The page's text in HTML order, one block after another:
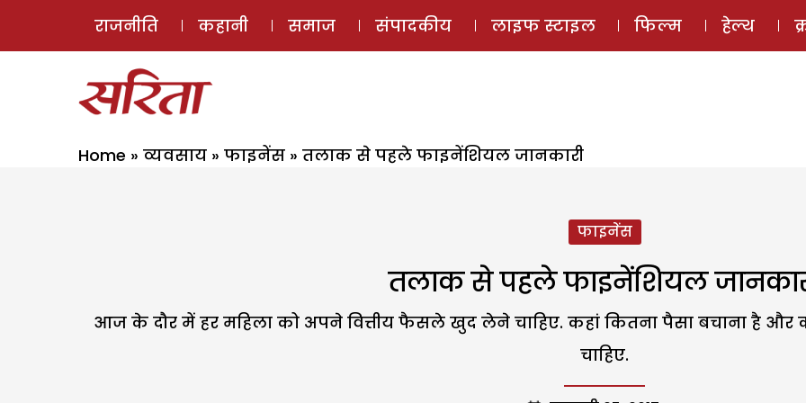
ई-मैगज़ीन
राजनीति कहानी समाज संपादकीय लाइफ स्टाइल फिल्म हेल्थ
Home » व्यवसाय » फाइनेंस » तलाक से पहले फाइनेंशियल जानकारी
फाइनेंस
तलाक से पहले फाइनेंशियल
आज के दौर में हर महिला को अपने वित्तीय फैसले खुद लेने चाहिए. कहां कितना पैसा बचाना है और
चाहिए.